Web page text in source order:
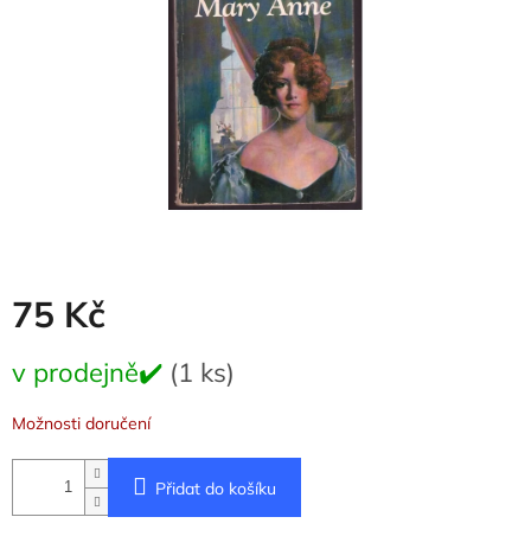
75 Kč
cena:
v prodejně✔️ (1 ks)
Možnosti doručení
Přidat do košíku